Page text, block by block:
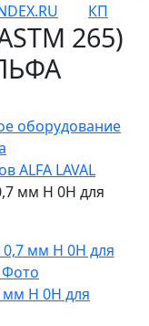
КП
265)
оборудование
ALFA LAVAL
мм H 0H для